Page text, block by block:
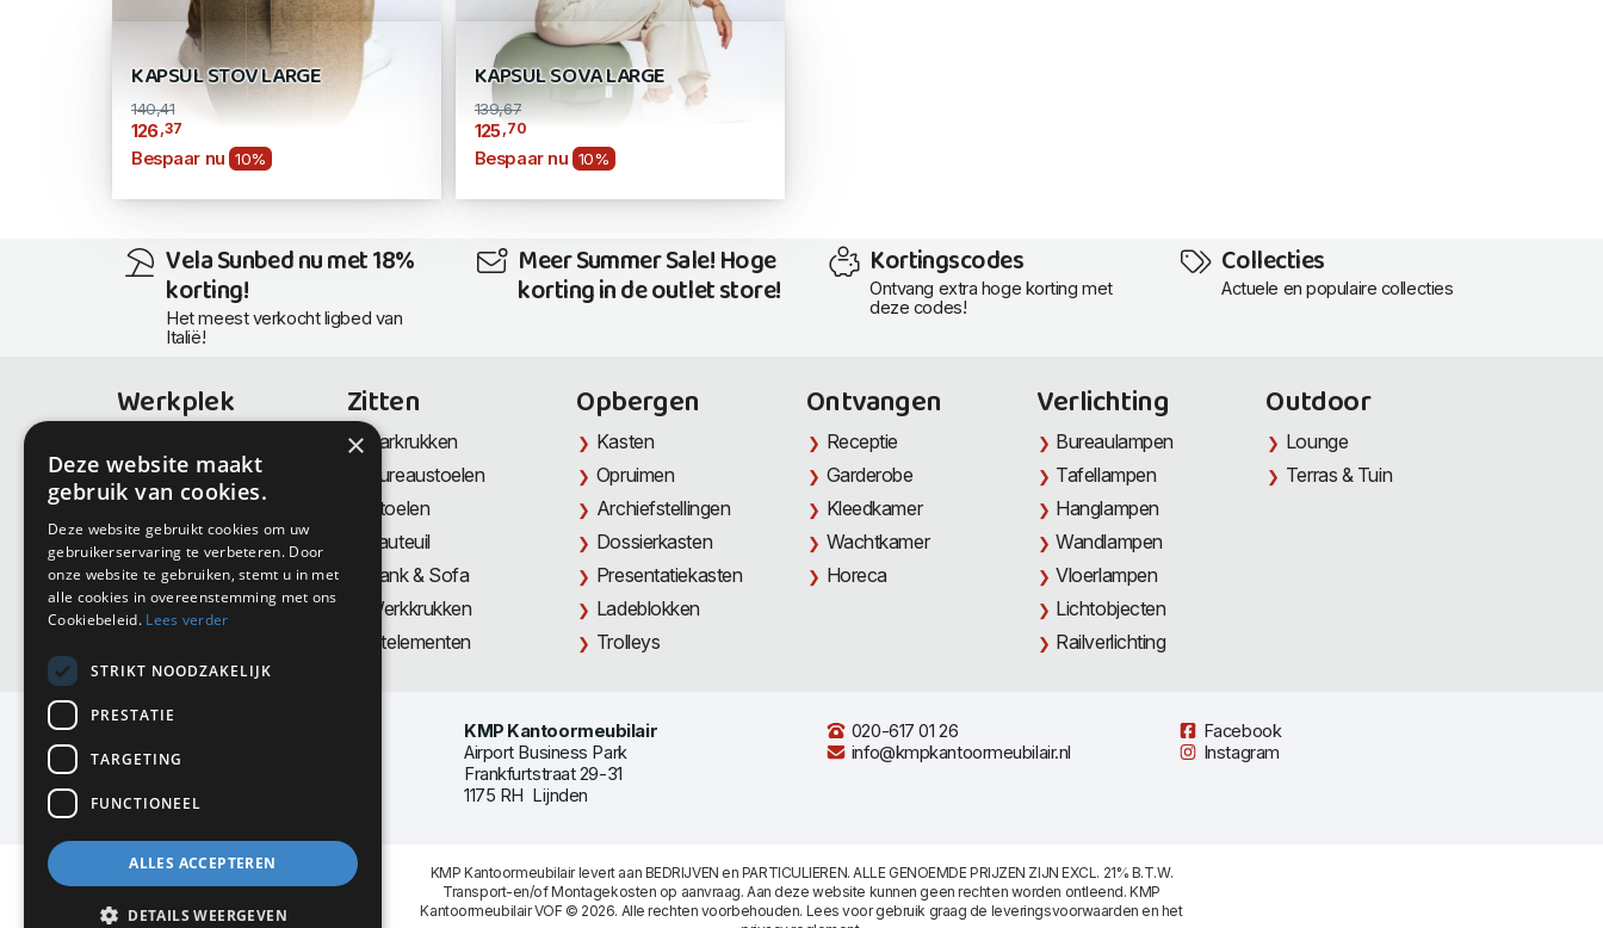
KAPSUL STOV LARGE
140,41
126,37
Bespaar nu 10%
KAPSUL SOVA LARGE
139,67
125 ,70
Bespaar nu 10%
Vela Sunbed nu met 18%
korting!
Het meest verkocht ligbed van
Italië!
Meer Summer Sale! Hoge
korting in de outlet store!
Kortingscodes
Ontvang extra hoge korting met
deze codes!
Collecties
Actuele en populaire collecties
Werkplek
Thuiswerkplek
Zit-Sta bureaus
Directiemeubilair
Akoestiek & Privacy
Tafels
Zitten
Barkrukken
Bureaustoelen
Stoelen
Fauteuil
Bank & Sofa
Werkkrukken
Zitelementen
Opbergen
Kasten
Opruimen
Archiefstellingen
Dossierkasten
Presentatiekasten
Ladeblokken
Trolleys
Ontvangen
Receptie
Garderobe
Kleedkamer
Wachtkamer
Horeca
Verlichting
Bureaulampen
Tafellampen
Hanglampen
Wandlampen
Vloerlampen
Lichtobjecten
Railverlichting
Outdoor
Lounge
Terras & Tuin
KMP Kantoormeubilair
Airport Business Park
Frankfurtstraat 29-31
1175 RH Lijnden
020-617 01 26
info@kmpkantoormeubilair.nl
Facebook
Instagram
KMP Kantoormeubilair levert aan BEDRIJVEN en PARTICULIEREN. ALLE GENOEMDE PRIJZEN ZIJN EXCL. 21% B.T.W.
Transport-en/of Montagekosten op aanvraag. Aan deze website kunnen geen rechten worden ontleend. KMP
Kantoormeubilair VOF © 2026. Alle rechten voorbehouden. Lees voor gebruik graag de leveringsvoorwaarden en het
×
Deze website maakt
gebruik van cookies.
Deze website gebruikt cookies om uw
gebruikerservaring te verbeteren. Door
onze website te gebruiken, stemt u in met
alle cookies in overeenstemming met ons
Cookiebeleid. Lees verder
STRIKT NOODZAKELIJK
PRESTATIE
TARGETING
FUNCTIONEEL
ALLES ACCEPTEREN
DETAILS WEERGEVEN